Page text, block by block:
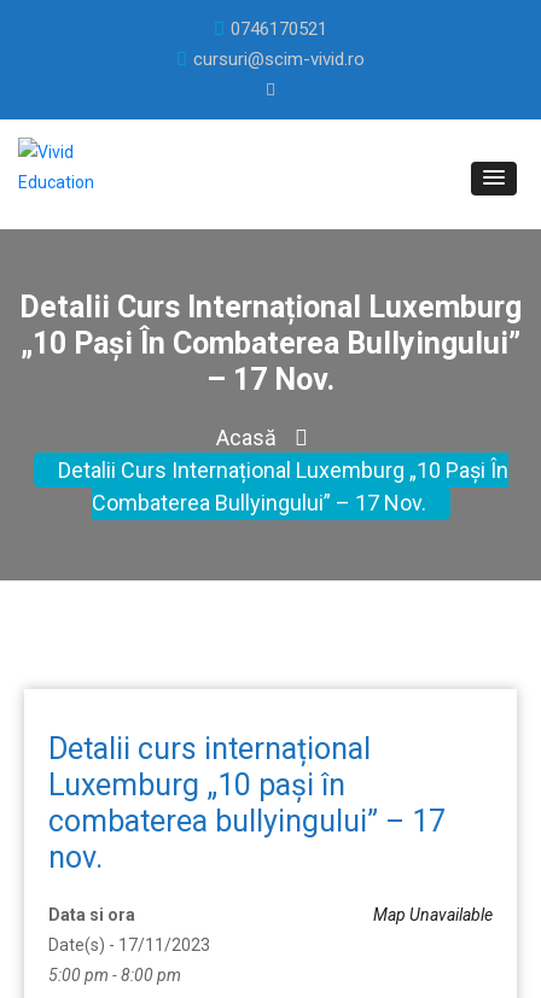
0746170521
cursuri@scim-vivid.ro
Detalii Curs Internațional Luxemburg
„10 Pași În Combaterea Bullyingului”
– 17 Nov.
Acasă
Detalii Curs Internațional Luxemburg „10 Pași În
Combaterea Bullyingului” – 17 Nov.
Detalii curs internațional
Luxemburg „10 pași în
combaterea bullyingului” – 17
nov.
Map Unavailable
Data si ora
Date(s) - 17/11/2023
5:00 pm - 8:00 pm